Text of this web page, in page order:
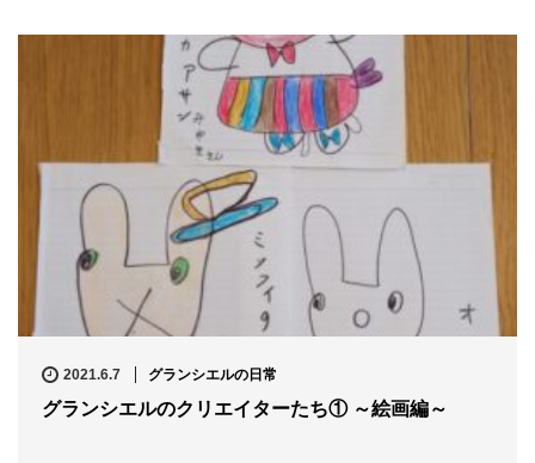
2021.6.7 グランシエルの日常
グランシエルのクリエイターたち① ～絵画編～